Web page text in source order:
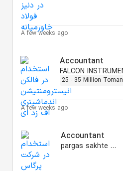
A few weeks ago
Accountant
25 - 35 Million Toman
A few weeks ago
Accountant
pargas sakhte jam